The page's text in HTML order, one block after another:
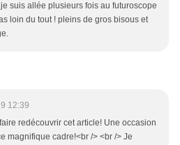
suis allée plusieurs fois au futuroscope
loin du tout ! pleins de gros bisous et
12:39
redécouvrir cet article! Une occasion
magnifique cadre!<br /> <br /> Je